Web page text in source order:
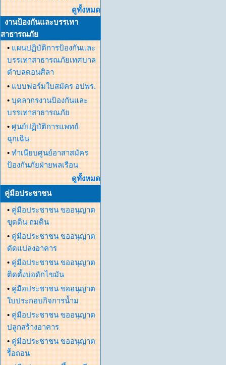
ดูทั้งหมด
งานป้องกันและบรรเทา
สาธารณภัย
• แผนปฏิบัติการป้องกันและ
บรรเทาสาธารณภัยเทศบาล
ตำบลดอนศิลา
• แบบฟอร์มใบสมัคร อปพร.
• บุคลากรงานป้องกันและ
บรรเทาสาธารณภัย
• ศูนย์ปฏิบัติการแพทย์
ฉุกเฉิน
• ทำเนียบศูนย์อาสาสมัคร
ป้องกันภัยฝ่ายพลเรือน
ดูทั้งหมด
คู่มือประชาชน
• คู่มือประชาชน ขออนุญาต
ขุดดิน ถมดิน
• คู่มือประชาชน ขออนุญาต
ดัดแปลงอาคาร
• คู่มือประชาชน ขออนุญาต
ติดตั้งบ่อดักไขมัน
• คู่มือประชาชน ขออนุญาต
ใบประกอบกิจการน้ำม
• คู่มือประชาชน ขออนุญาต
ปลูกสร้างอาคาร
• คู่มือประชาชน ขออนุญาต
รื้อถอน